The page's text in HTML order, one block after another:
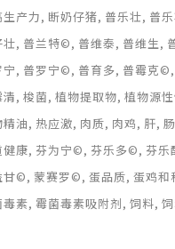
产力 断奶仔猪 普乐壮 普
壮 普兰特© 普维泰 普维生
普罗宁© 普育多 普霉克©
梭菌 植物提取物 植物源
油 热应激 肉质 肉鸡 肝
健康 芬为宁© 芬乐多© 芬
甘© 蒙赛罗© 蛋品质 蛋鸡和
毒素 霉菌毒素吸附剂 饲料